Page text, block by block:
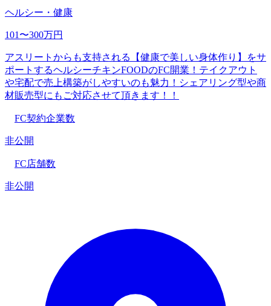
ヘルシー・健康
101〜300万円
アスリートからも支持される【健康で美しい身体作り】をサ
ポートするヘルシーチキンFOODのFC開業！テイクアウト
や宅配で売上構築がしやすいのも魅力！シェアリング型や商
材販売型にもご対応させて頂きます！！
FC契約企業数
非公開
FC店舗数
非公開